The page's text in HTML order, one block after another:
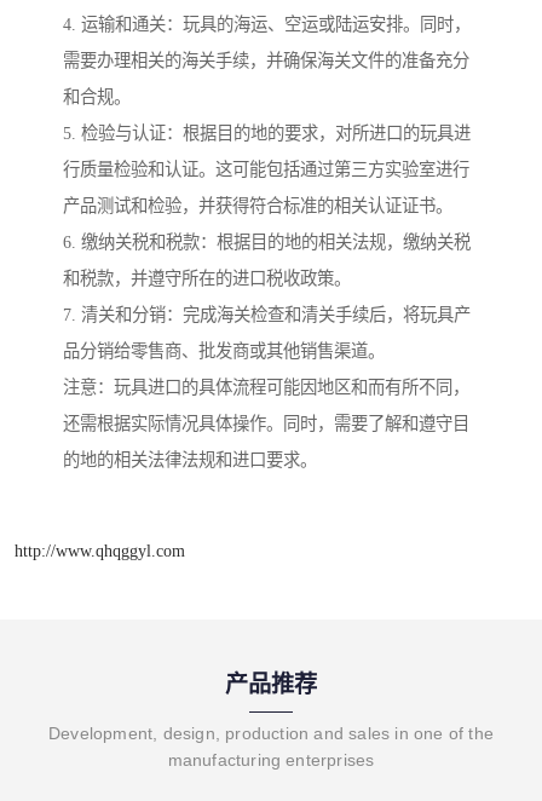
4. 运输和通关：玩具的海运、空运或陆运安排。同时，
需要办理相关的海关手续，并确保海关文件的准备充分
和合规。
5. 检验与认证：根据目的地的要求，对所进口的玩具进
行质量检验和认证。这可能包括通过第三方实验室进行
产品测试和检验，并获得符合标准的相关认证证书。
6. 缴纳关税和税款：根据目的地的相关法规，缴纳关税
和税款，并遵守所在的进口税收政策。
7. 清关和分销：完成海关检查和清关手续后，将玩具产
品分销给零售商、批发商或其他销售渠道。
注意：玩具进口的具体流程可能因地区和而有所不同，
还需根据实际情况具体操作。同时，需要了解和遵守目
的地的相关法律法规和进口要求。
http://www.qhqggyl.com
产品推荐
Development, design, production and sales in one of the
manufacturing enterprises